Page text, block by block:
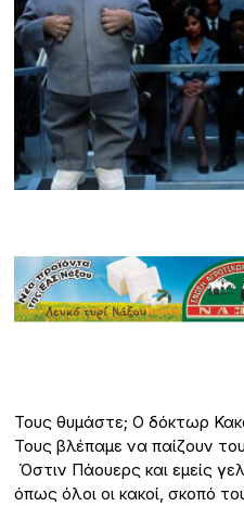
Τους θυμάστε; Ο δόκτωρ
Τους βλέπαμε να παίζουν
Όστιν Πάουερς και εμείς
όπως όλοι οι κακοί, σκοπό